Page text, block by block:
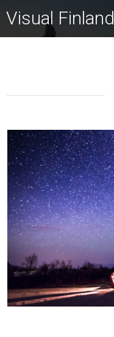
Visual Finland